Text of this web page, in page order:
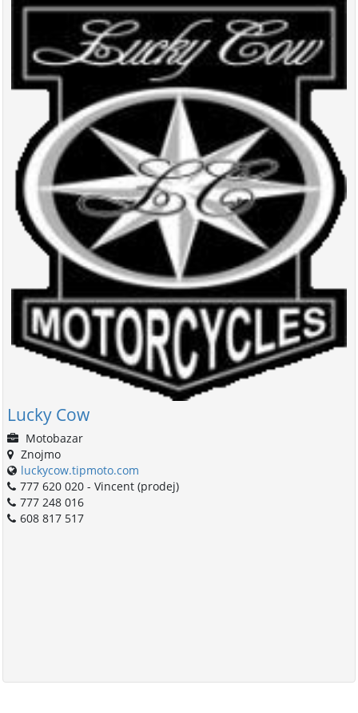
Lucky Cow
Motobazar
Znojmo
luckycow.tipmoto.com
777 620 020 - Vincent (prodej)
777 248 016
608 817 517